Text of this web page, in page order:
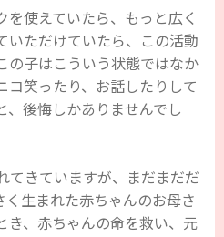
を使えていたら、もっと広く
いただけていたら、この活動
の子はこういう状態ではなか
コ笑ったり、お話したりして
、後悔しかありませんでし
てきていますが、まだまだだ
く生まれた赤ちゃんのお母さ
き、赤ちゃんの命を救い、元